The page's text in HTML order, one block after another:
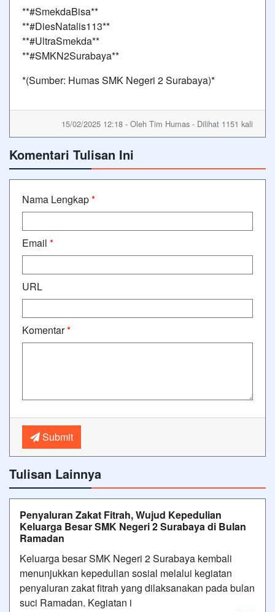
**#SmekdaBisa**
**#DiesNatalis113**
**#UltraSmekda**
**#SMKN2Surabaya**
*(Sumber: Humas SMK Negeri 2 Surabaya)*
15/02/2025 12:18 - Oleh Tim Humas - Dilihat 1151 kali
Komentari Tulisan Ini
Nama Lengkap*
Email *
URL
Komentar*
Submit
Tulisan Lainnya
Penyaluran Zakat Fitrah, Wujud Kepedulian
Keluarga Besar SMK Negeri 2 Surabaya di Bulan
Ramadan
Keluarga besar SMK Negeri 2 Surabaya kembali
menunjukkan kepedulian sosial melalui kegiatan
penyaluran zakat fitrah yang dilaksanakan pada bulan
suci Ramadan. Kegiatan i